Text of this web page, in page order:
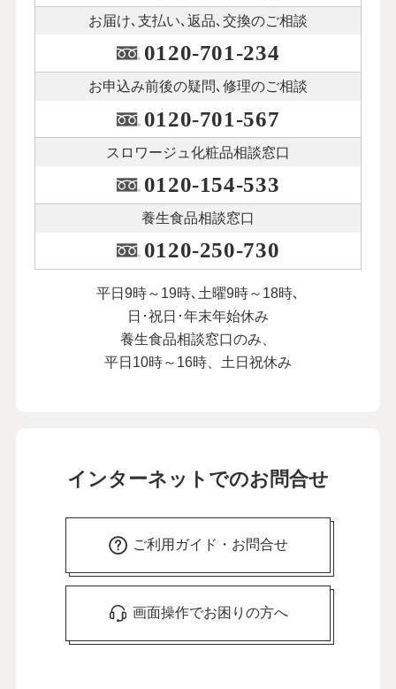
お届け､支払い､ 返品､交換のご相談
0120-701-234
お申込み前後の疑問､修理のご相談
0120-701-567
スロワージュ化粧品相談窓口
0120-154-533
養生食品相談窓口
0120-250-730
平日9時～19時､土曜9時～18時､
日･祝日･年末年始休み
養生食品相談窓口のみ、
平日10時～16時、土日祝休み
インターネットでのお問合せ
ご利用ガイド・お問合せ
画面操作でお困りの方へ